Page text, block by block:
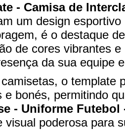
- Camisa de
um design
é o destaque
de cores vibrantes
da sua equipe
o template
e bonés, permitindo
- Uniforme Futebol
visual poderosa para